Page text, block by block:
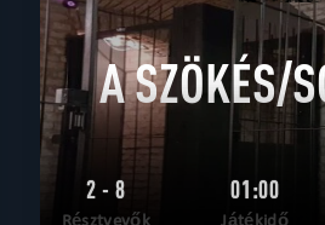
A SZÖKÉS/
2 - 8
Résztvevők
01:00
Játékidő